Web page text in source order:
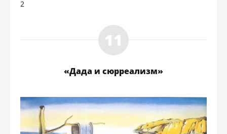
2
«Дада и сюрреализм»